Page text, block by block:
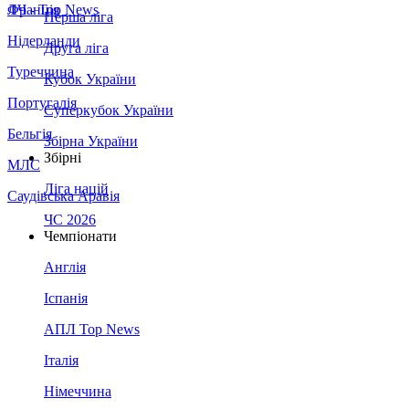
Франція
Нідерланди
Туреччина
Португалія
Бельгія
МЛС
Саудівська Аравія
ЛЧ - Top News
Перша ліга
Друга ліга
Кубок України
Суперкубок України
Збірна України
Збірні
Ліга націй
ЧС 2026
Чемпіонати
Англія
Іспанія
АПЛ Top News
Італія
Німеччина